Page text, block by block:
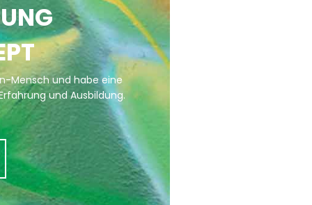
Mensch und habe eine
und Ausbildung.